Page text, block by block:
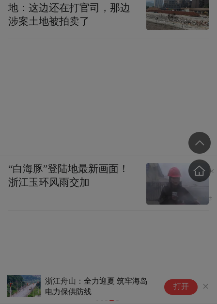
浙江舟山：全力迎夏 筑牢海岛
电力保供防线
打开
地：这边还在打官司，那边
涉案土地被拍卖了
“白海豚”登陆地最新画面！
浙江玉环风雨交加